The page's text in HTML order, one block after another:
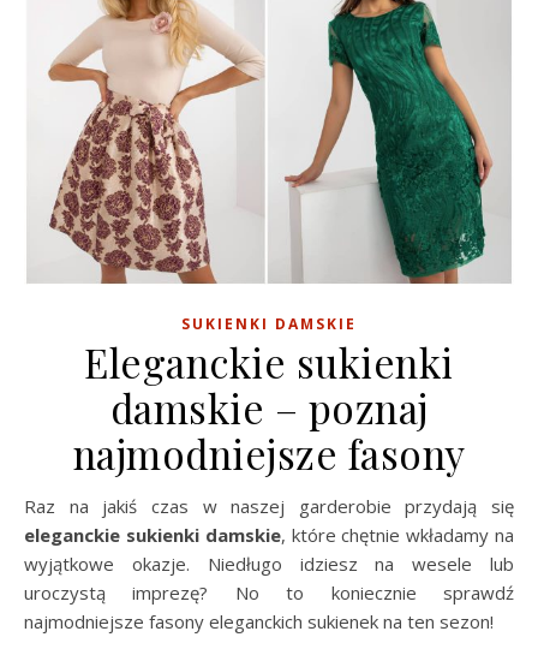
SUKIENKI DAMSKIE
Eleganckie sukienki
damskie – poznaj
najmodniejsze fasony
Raz na jakiś czas w naszej garderobie przydają się
eleganckie sukienki damskie, które chętnie wkładamy na
wyjątkowe okazje. Niedługo idziesz na wesele lub
uroczystą imprezę? No to koniecznie sprawdź
najmodniejsze fasony eleganckich sukienek na ten sezon!